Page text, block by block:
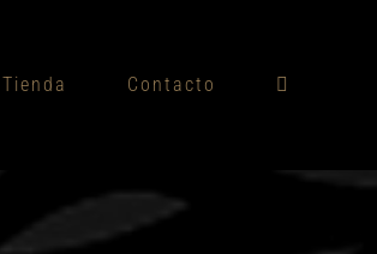
Tienda Contacto